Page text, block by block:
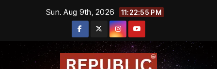
Sun. Aug 9th, 2026 11:22:56 PM